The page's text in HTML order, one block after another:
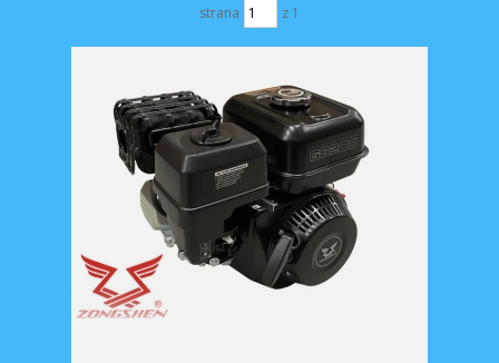
strana
z 1